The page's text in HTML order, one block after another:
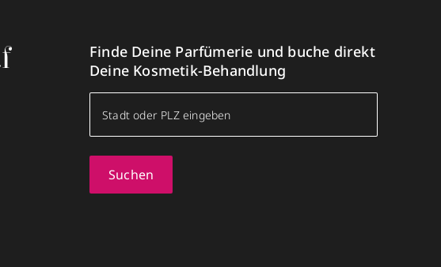
Finde Deine Parfümerie und buche direkt
Deine Kosmetik-Behandlung
Suchen